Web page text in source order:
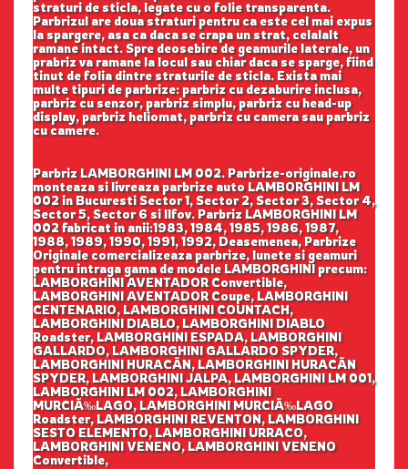
straturi de sticla, legate cu o folie transparenta.
Parbrizul are doua straturi pentru ca este cel mai expus
la spargere, asa ca daca se crapa un strat, celalalt
ramane intact. Spre deosebire de geamurile laterale, un
prabriz va ramane la locul sau chiar daca se sparge, fiind
tinut de folia dintre straturile de sticla. Exista mai
multe tipuri de parbrize: parbriz cu dezaburire inclusa,
parbriz cu senzor, parbriz simplu, parbriz cu head-up
display, parbriz heliomat, parbriz cu camera sau parbriz
cu camere.
Parbriz LAMBORGHINI LM 002. Parbrize-originale.ro
monteaza si livreaza parbrize auto LAMBORGHINI LM
002 in Bucuresti Sector 1, Sector 2, Sector 3, Sector 4,
Sector 5, Sector 6 si Ilfov. Parbriz LAMBORGHINI LM
002 fabricat in anii:1983, 1984, 1985, 1986, 1987,
1988, 1989, 1990, 1991, 1992, Deasemenea, Parbrize
Originale comercializeaza parbrize, lunete si geamuri
pentru intraga gama de modele LAMBORGHINI precum:
LAMBORGHINI AVENTADOR Convertible,
LAMBORGHINI AVENTADOR Coupe, LAMBORGHINI
CENTENARIO, LAMBORGHINI COUNTACH,
LAMBORGHINI DIABLO, LAMBORGHINI DIABLO
Roadster, LAMBORGHINI ESPADA, LAMBORGHINI
GALLARDO, LAMBORGHINI GALLARDO SPYDER,
LAMBORGHINI HURACÃN, LAMBORGHINI HURACÃN
SPYDER, LAMBORGHINI JALPA, LAMBORGHINI LM 001,
LAMBORGHINI LM 002, LAMBORGHINI
MURCIÃ‰LAGO, LAMBORGHINI MURCIÃ‰LAGO
Roadster, LAMBORGHINI REVENTON, LAMBORGHINI
SESTO ELEMENTO, LAMBORGHINI URRACO,
LAMBORGHINI VENENO, LAMBORGHINI VENENO
Convertible,